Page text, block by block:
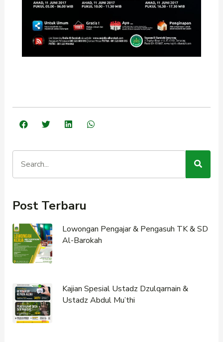
Post Terbaru
Lowongan Pengajar & Pengasuh TK & SD
Al-Barokah
Kajian Spesial Ustadz Dzulqarnain &
Ustadz Abdul Mu’thi